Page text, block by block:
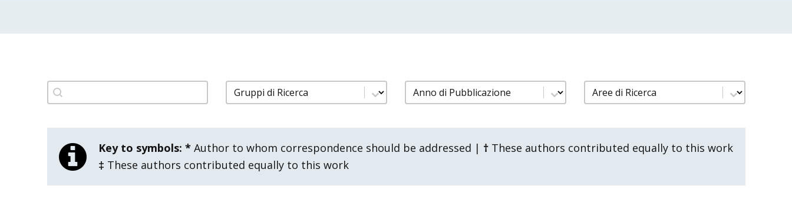
filtro pubblicazioni titolo
Search content filtro pubblicazioni gruppi ricerca
Select content filtro pubblicazioni anno
Select content filtro pubblicazioni aree di ricerca
Select content
Key to symbols: *Author to whom correspondence should be addressed | †These authors contributed equally to this work
‡ These authors contributed equally to this work